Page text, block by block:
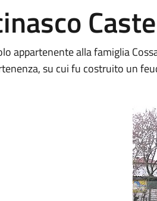
appartenente alla famiglia
su cui fu costruito un